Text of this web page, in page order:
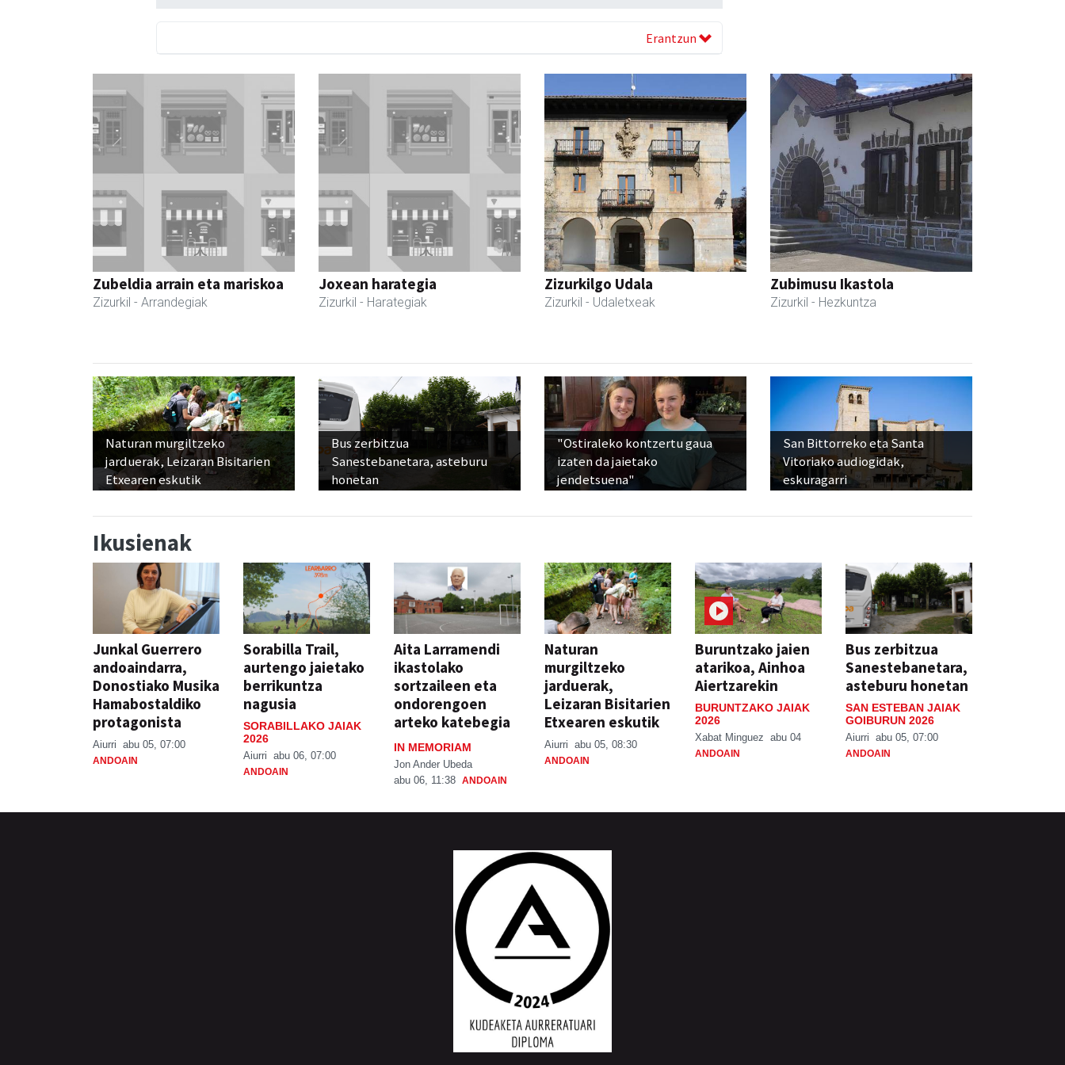
Erantzun
Zubeldia arrain eta mariskoa
Zizurkil - Arrandegiak
Joxean harategia
Zizurkil - Harategiak
Zizurkilgo Udala
Zizurkil - Udaletxeak
Zubimusu Ikastola
Zizurkil - Hezkuntza
Naturan murgiltzeko
jarduerak, Leizaran Bisitarien
Etxearen eskutik
Bus zerbitzua
Sanestebanetara, asteburu
honetan
"Ostiraleko kontzertu gaua
izaten da jaietako
jendetsuena"
San Bittorreko eta Santa
Vitoriako audiogidak,
eskuragarri
Ikusienak
Junkal Guerrero
andoaindarra,
Donostiako Musika
Hamabostaldiko
protagonista
Aiurri abu 05, 07:00
ANDOAIN
Sorabilla Trail,
aurtengo jaietako
berrikuntza
nagusia
SORABILLAKO JAIAK
2026
Aiurri abu 06, 07:00
ANDOAIN
Aita Larramendi
ikastolako
sortzaileen eta
ondorengoen
arteko katebegia
IN MEMORIAM
Jon Ander Ubeda
abu 06, 11:38 ANDOAIN
Naturan
murgiltzeko
jarduerak,
Leizaran Bisitarien
Etxearen eskutik
Aiurri abu 05, 08:30
ANDOAIN
Buruntzako jaien
atarikoa, Ainhoa
Aiertzarekin
BURUNTZAKO JAIAK
2026
Xabat Minguez abu 04
ANDOAIN
Bus zerbitzua
Sanestebanetara,
asteburu honetan
SAN ESTEBAN JAIAK
GOIBURUN 2026
Aiurri abu 05, 07:00
ANDOAIN